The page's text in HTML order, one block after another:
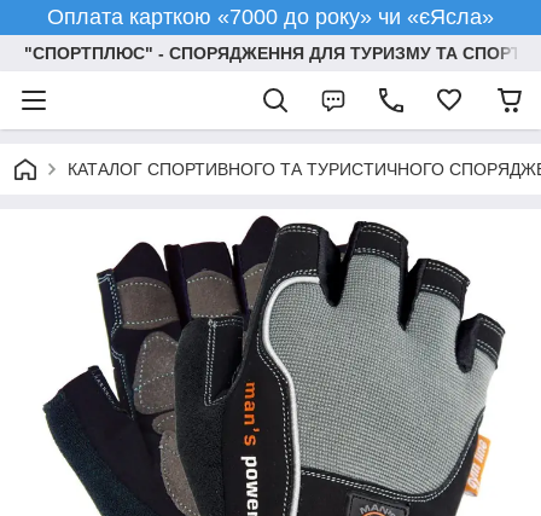
Оплата карткою «7000 до року» чи «єЯсла»
"СПОРТПЛЮС" - СПОРЯДЖЕННЯ ДЛЯ ТУРИЗМУ ТА СПОРТУ
КАТАЛОГ СПОРТИВНОГО ТА ТУРИСТИЧНОГО